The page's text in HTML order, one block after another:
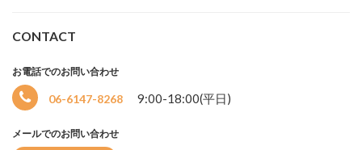
CONTACT
お電話でのお問い合わせ
06-6147-8268 9:00-18:00(平日)
メールでのお問い合わせ